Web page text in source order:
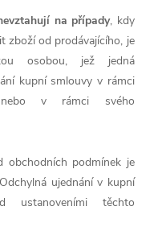
na případy, kdy
zboží od prodávajícího, je
osobou, jež jedná
kupní smlouvy v rámci
nebo v rámci svého
podmínek je
ujednání v kupní
ustanoveními těchto